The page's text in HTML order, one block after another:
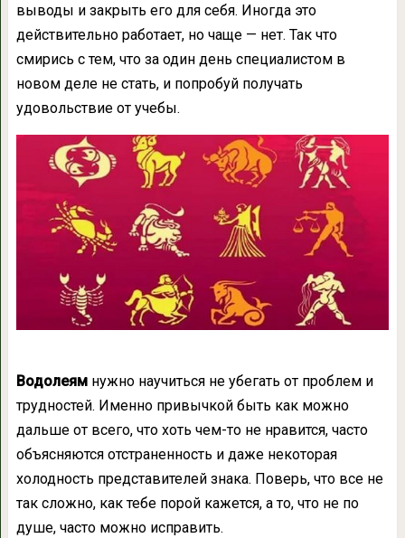
выводы и закрыть его для себя. Иногда это
действительно работает, но чаще — нет. Так что
смирись с тем, что за один день специалистом в
новом деле не стать, и попробуй получать
удовольствие от учебы.
Водолеямнужно научиться не убегать от проблем и
трудностей. Именно привычкой быть как можно
дальше от всего, что хоть чем-то не нравится, часто
объясняются отстраненность и даже некоторая
холодность представителей знака. Поверь, что все не
так сложно, как тебе порой кажется, а то, что не по
душе, часто можно исправить.